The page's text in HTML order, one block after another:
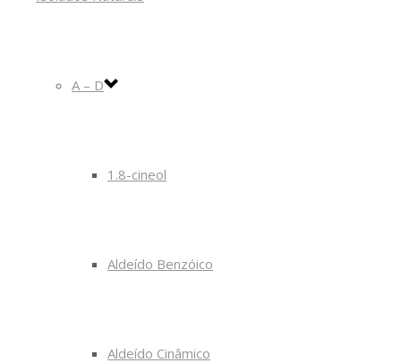
A – D
1.8-cineol
Aldeído Benzóico
Aldeído Cinâmico